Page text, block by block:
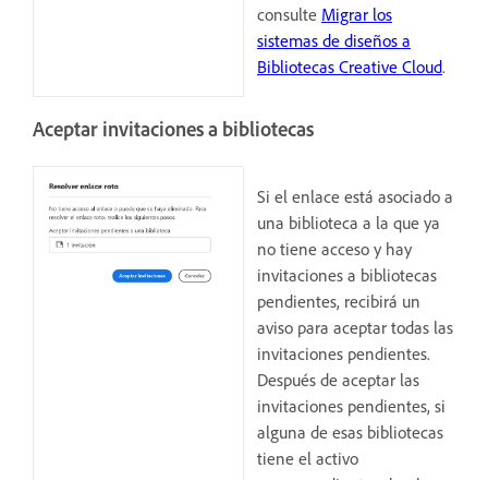
consulte Migrar los
sistemas de diseños a
Bibliotecas Creative Cloud.
Aceptar invitaciones a bibliotecas
Si el enlace está asociado a
una biblioteca a la que ya
no tiene acceso y hay
invitaciones a bibliotecas
pendientes, recibirá un
aviso para aceptar todas las
invitaciones pendientes.
Después de aceptar las
invitaciones pendientes, si
alguna de esas bibliotecas
tiene el activo